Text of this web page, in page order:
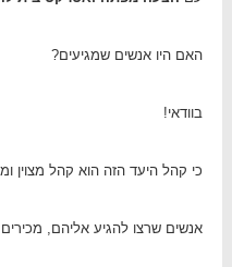
האם היו אנשים שמגיעים?
בוודאי!
כי קהל היעד הזה הוא קהל מצוין
אנשים שרצו להגיע אליהם,